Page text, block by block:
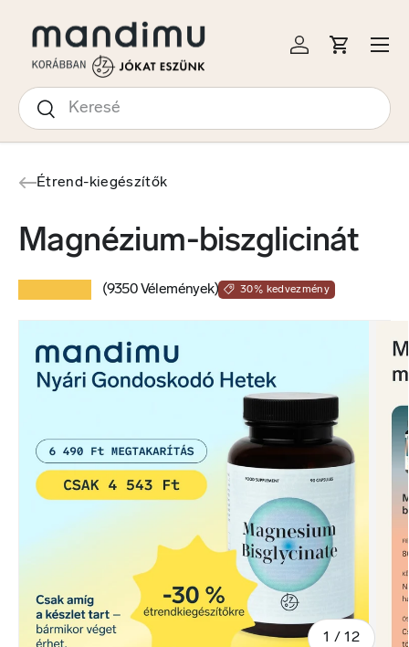
A TARTALOMRA
Keresés
Keresés
Bejelentkezés
Kosár
Menü
Étrend-kiegészítők
Magnézium-biszglicinát
(9350 Vélemények) 30% kedvezmény
1 /-ból/-ből
12